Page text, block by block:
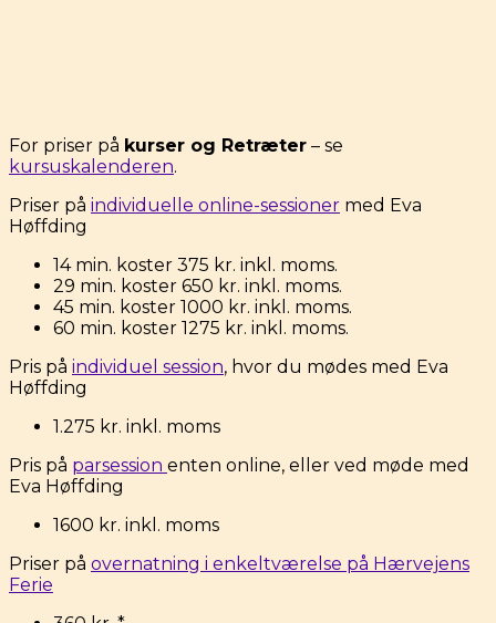
For priser på kurser og Retræter – se
kursuskalenderen.
Priser på individuelle online-sessioner med Eva
Høffding
14 min. koster 375 kr. inkl. moms.
29 min. koster 650 kr. inkl. moms.
45 min. koster 1000 kr. inkl. moms.
60 min. koster 1275 kr. inkl. moms.
Pris på individuel session, hvor du mødes med Eva
Høffding
1.275 kr. inkl. moms
Pris på parsession enten online, eller ved møde med
Eva Høffding
1600 kr. inkl. moms
Priser på overnatning i enkeltværelse på Hærvejens
Ferie